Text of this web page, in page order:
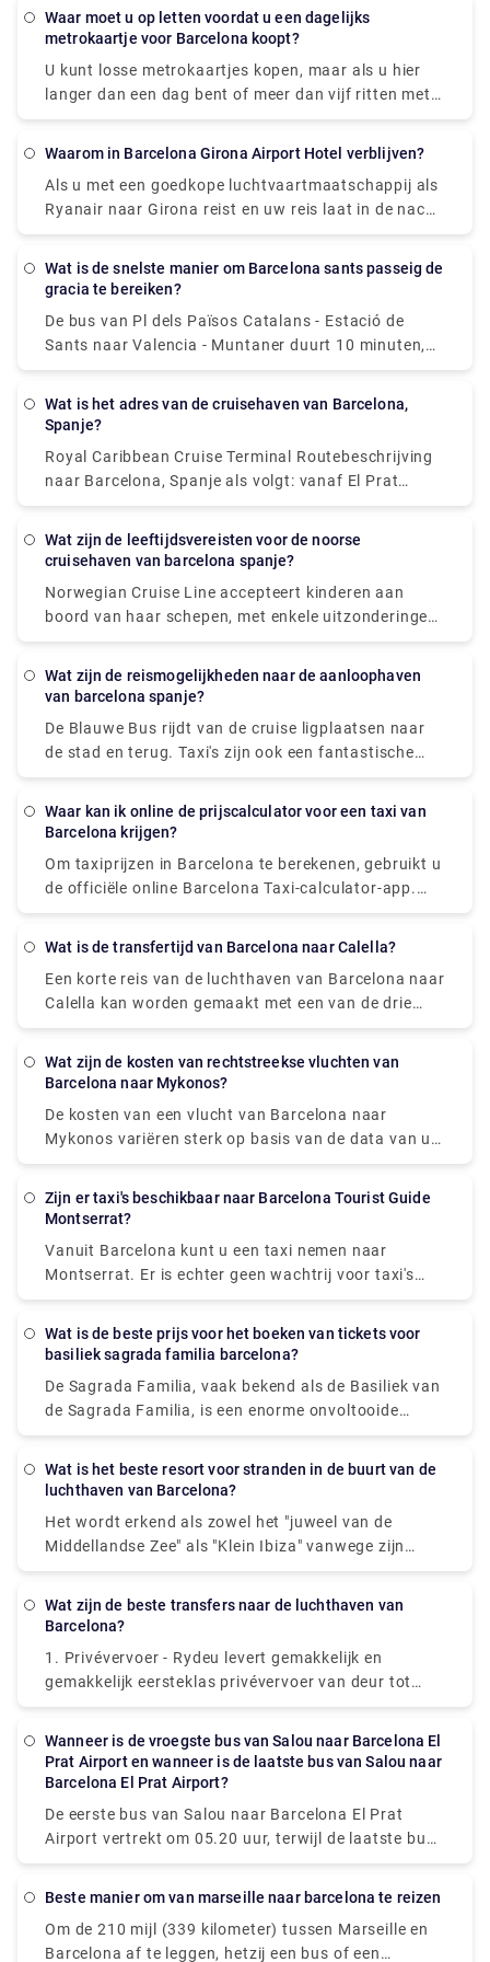
tickets'.
Waar moet u op letten voordat u een dagelijks
metrokaartje voor Barcelona koopt?
U kunt losse metrokaartjes kopen, maar als u hier
langer dan een dag bent of meer dan vijf ritten met
de metro of bussen wilt maken, is het T-Casual-
als u een onbeperkt aantal reizen met het openbaar
vervoer wilt voor de duur van uw vakantie en wilt
besparen op activiteiten. Het kan u veel tijd en geld
besparen bij het kopen van tickets.
Waarom in Barcelona Girona Airport Hotel verblijven?
Als u met een goedkope luchtvaartmaatschappij als
Ryanair naar Girona reist en uw reis laat in de nacht
aankomt, wilt u misschien in een handig hotel in de
volgende dag een frisse start te hebben. Er is één
gemakkelijke accommodatie biedt. Het hotel ligt op
een paar minuten lopen van de luchthaven van
rusten als u alleen schone en goedkope
accommodatie voor de nacht nodig heeft.
Wat is de snelste manier om Barcelona sants passeig de
gracia te bereiken?
De bus van Pl dels Països Catalans - Estació de
Sants naar Valencia - Muntaner duurt 10 minuten,
inclusief transfers, en rijdt elke 15 minuten. Tmb-
Passeig de Gràcia vertrekken vanaf station Pl dels
Wat is het adres van de cruisehaven van Barcelona,
Spanje?
Royal Caribbean Cruise Terminal Routebeschrijving
naar Barcelona, Spanje als volgt: vanaf El Prat
International Airport (BCN) naar het dok (10 mijl,
naar Barcelona City. Eenmaal daar, volg de Ronda
en volg dan de borden met PUERTO.
Wat zijn de leeftijdsvereisten voor de noorse
cruisehaven van barcelona spanje?
Norwegian Cruise Line accepteert kinderen aan
boord van haar schepen, met enkele uitzonderingen
voor pasgeborenen en zwangere vrouwen. Volgens
transferin 21 jaar of ouder zijn. Uw leeftijd op de
beschouwd als uw leeftijd voor de duur van de reis.
Wat zijn de reismogelijkheden naar de aanloophaven
van barcelona spanje?
De Blauwe Bus rijdt van de cruise ligplaatsen naar
de stad en terug. Taxi's zijn ook een fantastische
optie om door de stad te reizen. Anders is wandelen
Ramblas, waar mensen de weg domineren. Als u
een auto. De metro, bussen, treinen, kabelbanen en
transferwagens hebben een uitstekend netwerk en
Waar kan ik online de prijscalculator voor een taxi van
Barcelona krijgen?
Om taxiprijzen in Barcelona te berekenen, gebruikt u
de officiële online Barcelona Taxi-calculator-app.
Het schat de kosten van een taxirit in Barcelona
metropoolregio op basis van de huidige taxitarieven
van Barcelona.
Wat is de transfertijd van Barcelona naar Calella?
Een korte reis van de luchthaven van Barcelona naar
Calella kan worden gemaakt met een van de drie
opties: trein, bus of taxi (transfer). Als u de sneltrein
uur en 11 minuten en kost EUR 4,9. De busrit duurt 1
transfer ben je in 50 minuten van Barcelona naar
Calella, maar dat kost je minimaal 130 euro.
(of 52 kilometer naar het centrum van Barcelona).
Wat zijn de kosten van rechtstreekse vluchten van
Barcelona naar Mykonos?
De kosten van een vlucht van Barcelona naar
Mykonos variëren sterk op basis van de data van uw
vakantie, seizoensinvloeden en lokale feestdagen.
vanaf de luchthaven van Barcelona is echter £ 80.
Zijn er taxi's beschikbaar naar Barcelona Tourist Guide
Montserrat?
Vanuit Barcelona kunt u een taxi nemen naar
Montserrat. Er is echter geen wachtrij voor taxi's
nadat u in Montserrat bent aangekomen. U moet
een verzoek indienen om opgehaald te worden en u
Montserrat bent, vergeet dan niet te genieten van
het panoramische uitzicht op Catalonië. Omdat
biedt het u ook een rustige en serene omgeving.
Wat is de beste prijs voor het boeken van tickets voor
basiliek sagrada familia barcelona?
De Sagrada Familia, vaak bekend als de Basiliek van
de Sagrada Familia, is een enorme onvoltooide
rooms-katholieke kleine basiliek in Barcelona,
Gaudi (1852-1926), een prominente
werelderfgoedlijst van UNESCO. Het werd gebouwd
in 1882 en is een goed voorbeeld van art nouveau-
Familia kost €31 bij online aankoop. Studenten,
kinderen, gepensioneerden en jongerenkaarten
betalen € 18, terwijl ouderen € 16 betalen. Kinderen
onder de tien jaar hebben gratis toegang tot de
Wat is het beste resort voor stranden in de buurt van de
luchthaven van Barcelona?
Het wordt erkend als zowel het "juweel van de
Middellandse Zee" als "Klein Ibiza" vanwege zijn
levendige karakter en is bijna ideaal als
met charmante gebouwen, winkels, restaurants,
hoogbouwwoningen en hoewel het in het
hoogseizoen bruisend en energiek is, is de omgeving
homoseksuele gemeenschap en is ook zeer
gezinsvriendelijk, waardoor het ideaal is voor
iedereen die op zoek is naar een echte Spaanse
strandvakantie. Neem contact met ons op Rydeu om
een transferrit voor hetzelfde te boeken!
Wat zijn de beste transfers naar de luchthaven van
Barcelona?
1. Privévervoer - Rydeu levert gemakkelijk en
gemakkelijk eersteklas privévervoer van deur tot
deur. Ga direct naar onze website om een transfer te
Aerobus een ophaallocatie. 3. Bussen - Op beide
terminals zijn busstations. Volg de zwart-gele
het delen van ritten - Uber is nu niet beschikbaar in
Wanneer is de vroegste bus van Salou naar Barcelona El
Prat Airport en wanneer is de laatste bus van Salou naar
Barcelona El Prat Airport?
De eerste bus van Salou naar Barcelona El Prat
Airport vertrekt om 05.20 uur, terwijl de laatste bus
om 16.30 uur vertrekt. Online kunt u de meest
reserveren om de bus te nemen voor deze reis. U
beste manier om van marseille naar barcelona te reizen
Om de 210 mijl (339 kilometer) tussen Marseille en
Barcelona af te leggen, hetzij een bus of een